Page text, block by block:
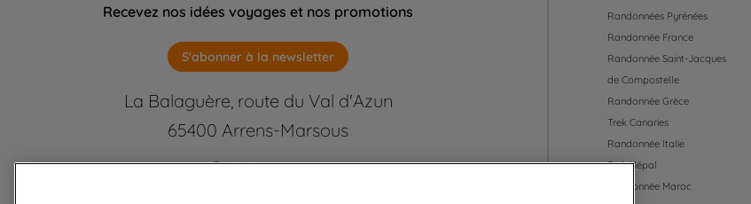
Recevez nos idées voyages et nos promotions
S'abonner à la newsletter
La Balaguère, route du Val d'Azun
65400 Arrens-Marsous
Contactez-nous
Randonnées Pyrénées
Randonnée France
Randonnée Saint-Jacques
de Compostelle
Randonnée Grèce
Trek Canaries
Randonnée Italie
Trek Népal
Randonnée Maroc